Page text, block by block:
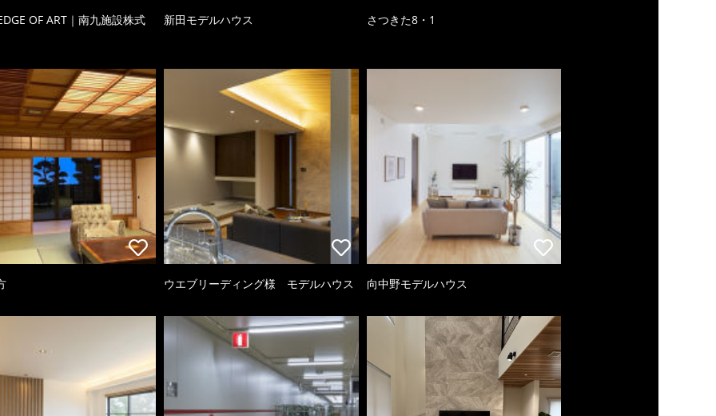
OF ART｜南九施設株式 新田モデルハウス さつきた8・1
ウエブリーディング様 モデルハウス 向中野モデルハウス